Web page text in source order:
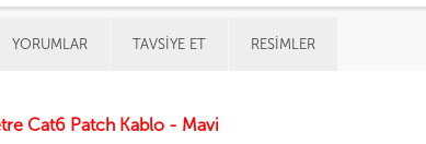
YORUMLAR TAVSIYE ET RESIMLER
Cat6 Patch Kablo - Mavi